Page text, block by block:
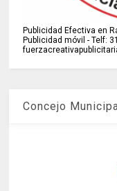
Publicidad Efectiva en
Publicidad móvil - Telf:
Concejo